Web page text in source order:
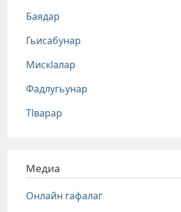
Баядар
Гьисабунар
Мискlалар
Фадлугьунар
Тlварар
Медиа
Онлайн гафалаг